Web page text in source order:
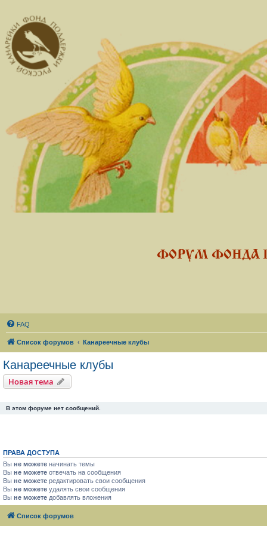
ФОРУМ ФОНДА
FAQ
Список форумов Канареечные клубы
Канареечные клубы
Новая тема
В этом форуме нет сообщений.
ПРАВА ДОСТУПА
Вы не можете начинать темы
Вы не можете отвечать на сообщения
Вы не можете редактировать свои сообщения
Вы не можете удалять свои сообщения
Вы не можете добавлять вложения
Список форумов